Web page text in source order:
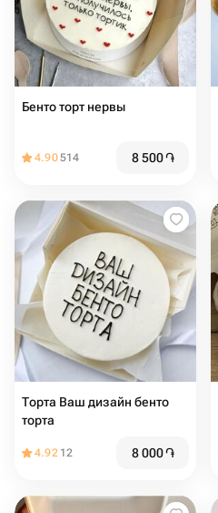
Бенто торт нервы
4.90514 8 500֏
Торта Ваш дизайн бенто
торта
4.92 12 8 000֏